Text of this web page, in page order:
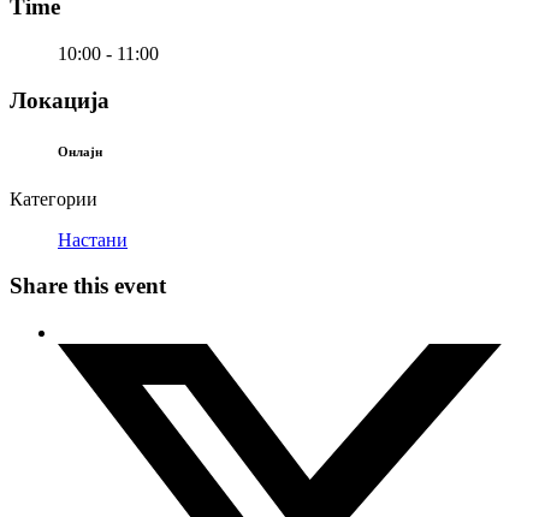
Time
10:00 - 11:00
Локација
Онлајн
Категории
Настани
Share this event